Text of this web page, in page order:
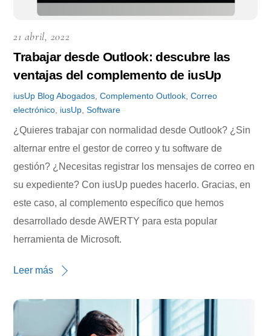
21 abril, 2022
Trabajar desde Outlook: descubre las
ventajas del complemento de iusUp
iusUp Blog Abogados ,Complemento Outlook ,Correo
electrónico iusUp ,Software
¿Quieres trabajar con normalidad desde Outlook? ¿Sin
alternar entre el gestor de correo y tu software de
gestión? ¿Necesitas registrar los mensajes de correo en
su expediente? Con iusUp puedes hacerlo. Gracias, en
este caso, al complemento específico que hemos
desarrollado desde AWERTY para esta popular
herramienta de Microsoft.
Leer más